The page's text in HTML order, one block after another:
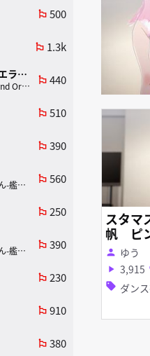
スタ
帆 ピ
ルピン
次元フ
person ゆう
play_arrow 3,915
sell
emoji_flags 500
emoji_flags 1.3k
マシュ・キリエライト
FGO（Fate/Grand Order）
emoji_flags 440
emoji_flags 510
emoji_flags 390
艦隊これくしょん-艦これ-
emoji_flags 560
emoji_flags 250
艦隊これくしょん-艦これ-
emoji_flags 390
emoji_flags 230
emoji_flags 910
emoji_flags 380